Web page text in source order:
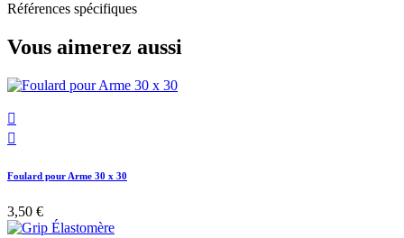
Références spécifiques
Vous aimerez aussi


Foulard pour Arme 30 x 30
3,50 €